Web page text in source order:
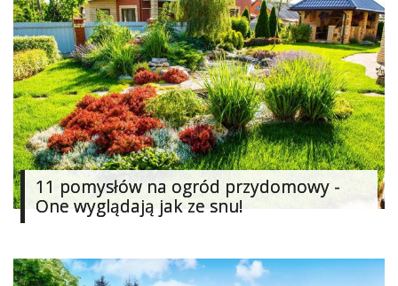
Najlepsze
Kategorie
Dodaj
«
Dodaj
Dodaj
Dodaj
galerię
artykuł
11 pomysłów na ogród przydomowy -
One wyglądają jak ze snu!